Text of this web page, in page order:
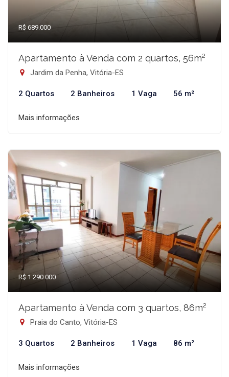
R$ 689.000
Apartamento à Venda com 2 quartos, 56m²
Jardim da Penha, Vitória-ES
2 Quartos 2 Banheiros 1 Vaga 56 m²
Mais informações
R$ 1.290.000
Apartamento à Venda com 3 quartos, 86m²
Praia do Canto, Vitória-ES
3 Quartos 2 Banheiros 1 Vaga 86 m²
Mais informações